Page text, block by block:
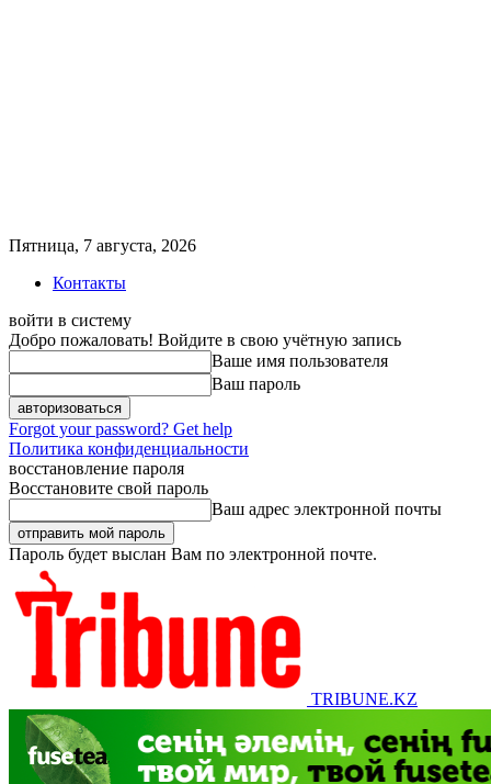
Пятница, 7 августа, 2026
Контакты
войти в систему
Добро пожаловать! Войдите в свою учётную запись
Ваше имя пользователя
Ваш пароль
Forgot your password? Get help
Политика конфиденциальности
восстановление пароля
Восстановите свой пароль
Ваш адрес электронной почты
Пароль будет выслан Вам по электронной почте.
TRIBUNE.KZ